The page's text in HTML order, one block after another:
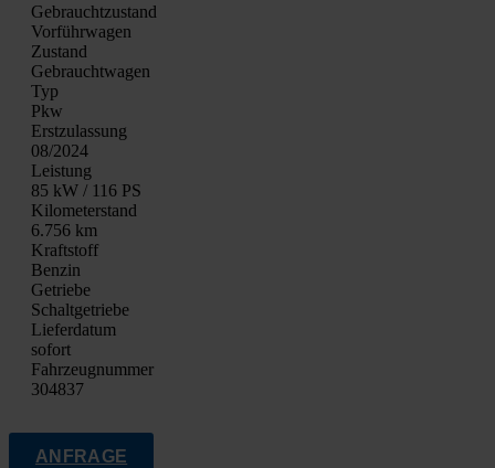
Gebrauchtzustand
Vor­führ­wa­gen
Zustand
Gebraucht­wa­gen
Typ
Pkw
Erst­zu­las­sung
08/2024
Leis­tung
85 kW / 116 PS
Kilo­me­ter­stand
6.756 km
Kraft­stoff
Ben­zin
Getrie­be
Schalt­ge­trie­be
Lie­fer­da­tum
sofort
Fahrzeugnummer
304837
ANFRAGE